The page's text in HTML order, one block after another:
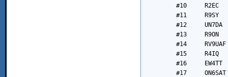
	#10	R2EC		#51	RW0SR		#92	SP7X
	#11	R9SY		#52	RA9UAD		#93	RN1TU
	#12	UN7DA		#53	UA3ON		#94	SA6BZZ
	#13	R9ON		#54	RA3QBQ		#95	RK4F
	#14	RV9UAF		#55	RA6AVP		#96	ZS4JAN
	#15	R4IQ		#56	D1IJZ		#97	EU6KA
	#16	EW4TT		#57	RX3DRC		#98	F4IFO
	#17	ON6SAT		#58	R2BGT		#99	F6EQZ